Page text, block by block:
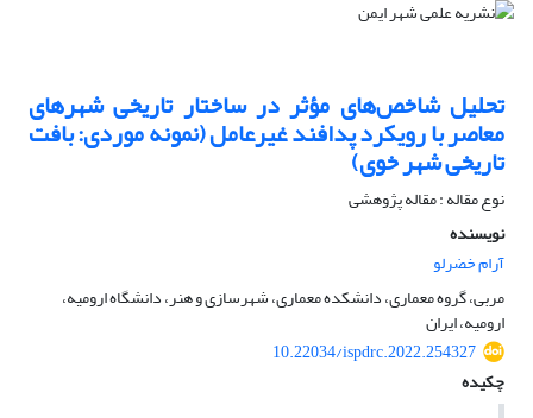
تحلیل شاخص‌های مؤثر در ساختار تاریخی شهر‌های
معاصر با رویکرد پدافند غیرعامل (نمونه موردی: بافت
تاریخی شهر خوی)
نوع مقاله : مقاله پژوهشی
نویسنده
آرام خضرلو
مربی، گروه معماری، دانشکده معماری، شهرسازی و هنر، دانشگاه ارومیه،
ارومیه، ایران
10.22034/ispdrc.2022.254327
چکیده